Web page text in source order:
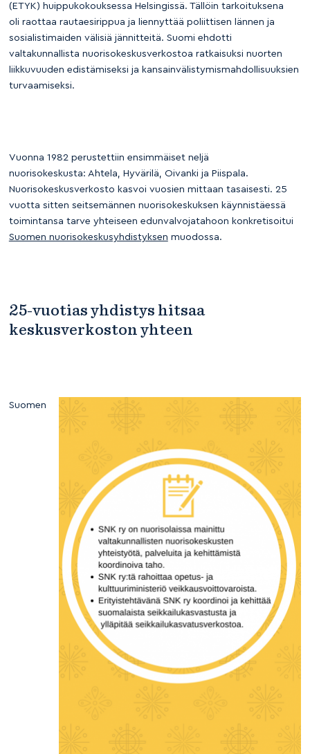
(ETYK) huippukokouksessa Helsingissä. Tällöin tarkoituksena
oli raottaa rautaesirippua ja liennyttää poliittisen lännen ja
sosialistimaiden välisiä jännitteitä. Suomi ehdotti
valtakunnallista nuorisokeskusverkostoa ratkaisuksi nuorten
liikkuvuuden edistämiseksi ja kansainvälistymismahdollisuuksien
turvaamiseksi.
Vuonna 1982 perustettiin ensimmäiset neljä
nuorisokeskusta: Ahtela, Hyvärilä, Oivanki ja Piispala.
Nuorisokeskusverkosto kasvoi vuosien mittaan tasaisesti. 25
vuotta sitten seitsemännen nuorisokeskuksen käynnistäessä
toimintansa tarve yhteiseen edunvalvojatahoon konkretisoitui
Suomen nuorisokeskusyhdistyksen muodossa.
25-vuotias yhdistys hitsaa
keskusverkoston yhteen
Suomen